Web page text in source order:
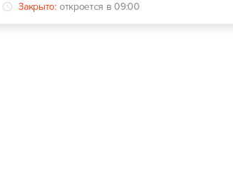
Закрыто: откроется в 09:00